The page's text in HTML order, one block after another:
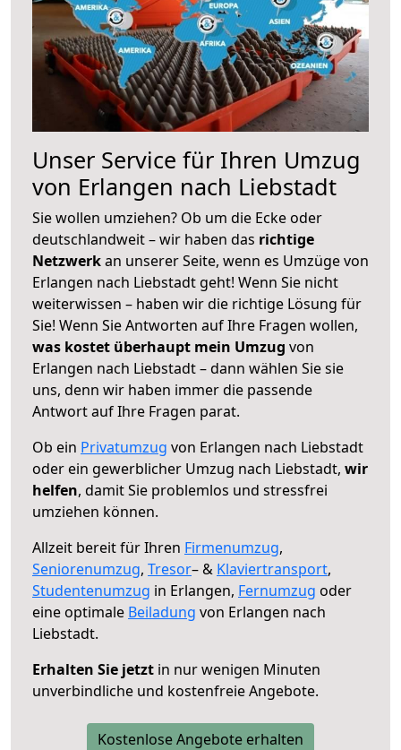
Unser Service für Ihren Umzug
von Erlangen nach Liebstadt
Sie wollen umziehen? Ob um die Ecke oder
deutschlandweit – wir haben das richtige
Netzwerkan unserer Seite, wenn es Umzüge von
Erlangen nach Liebstadt geht! Wenn Sie nicht
weiterwissen – haben wir die richtige Lösung für
Sie! Wenn Sie Antworten auf Ihre Fragen wollen,
was kostet überhaupt mein Umzug von
Erlangen nach Liebstadt – dann wählen Sie sie
uns, denn wir haben immer die passende
Antwort auf Ihre Fragen parat.
Ob ein Privatumzug von Erlangen nach Liebstadt
oder ein gewerblicher Umzug nach Liebstadt, wir
helfen, damit Sie problemlos und stressfrei
umziehen können.
Allzeit bereit für Ihren Firmenumzug,
Seniorenumzug, Tresor– & Klaviertransport,
Studentenumzug in Erlangen, Fernumzug oder
eine optimale Beiladung von Erlangen nach
Liebstadt.
Erhalten Sie jetzt in nur wenigen Minuten
unverbindliche und kostenfreie Angebote.
Kostenlose Angebote erhalten